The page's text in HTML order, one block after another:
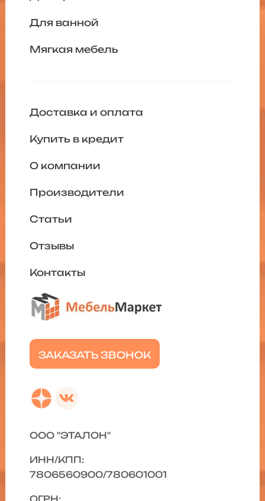
Для ванной
Мягкая мебель
ЗАКАЗАТЬ ЗВОНОК
Доставка и оплата
Купить в кредит
О компании
Производители
Статьи
Отзывы
Контакты
ООО "ЭТАЛОН"
ИНН/КПП:
7806560900/780601001